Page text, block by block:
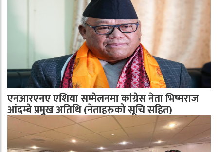
एनआरएनए एशिया सम्मेलनमा कांग्रेस नेता भिष्मराज
आंदम्बे प्रमुख अतिथि (नेताहरुको सूचि सहित)